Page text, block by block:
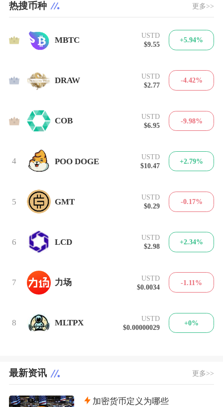
热搜币种 更多>>
1 MBTC
USTD
$9.55
+5.94%
2 DRAW
USTD
$2.77
-4.42%
3 COB
USTD
$6.95
-9.98%
4 POO DOGE
USTD
$10.47
+2.79%
5 GMT
USTD
$0.29
-0.17%
6 LCD
USTD
$2.98
+2.34%
7 力场
USTD
$0.0034
-1.11%
8 MLTPX
USTD
$0.00000029
+0%
最新资讯 更多>>
加密货币定义为哪些